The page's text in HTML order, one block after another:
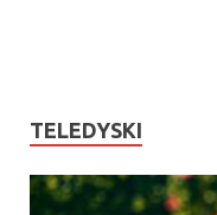
TELEDYSKI